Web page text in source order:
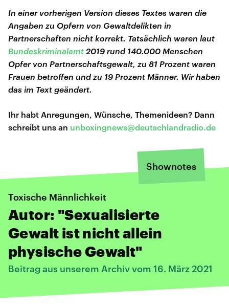
In einer vorherigen Version dieses Textes waren die
Angaben zu Opfern von Gewaltdelikten in
Partnerschaften nicht korrekt. Tatsächlich waren laut
Bundeskriminalamt 2019 rund 140.000 Menschen
Opfer von Partnerschaftsgewalt, zu 81 Prozent waren
Frauen betroffen und zu 19 Prozent Männer. Wir haben
das im Text geändert.
Ihr habt Anregungen, Wünsche, Themenideen? Dann
schreibt uns an unboxingnews@deutschlandradio.de
Shownotes
Toxische Männlichkeit
Autor: "Sexualisierte
Gewalt ist nicht allein
physische Gewalt"
Beitrag aus unserem Archiv vom 16. März 2021